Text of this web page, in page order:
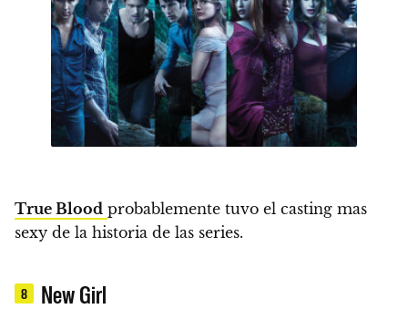
True Blood probablemente tuvo el casting mas
sexy de la historia de las series.
8 New Girl